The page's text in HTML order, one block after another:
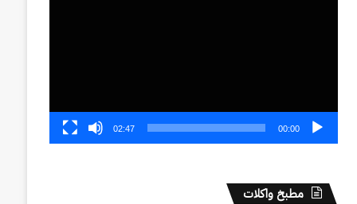
00:00
02:47
مطبخ واكلات